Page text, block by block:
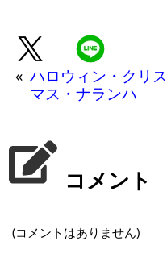
« ハロウィン・クリス
マス・ナランハ
コメント
(コメントはありません)